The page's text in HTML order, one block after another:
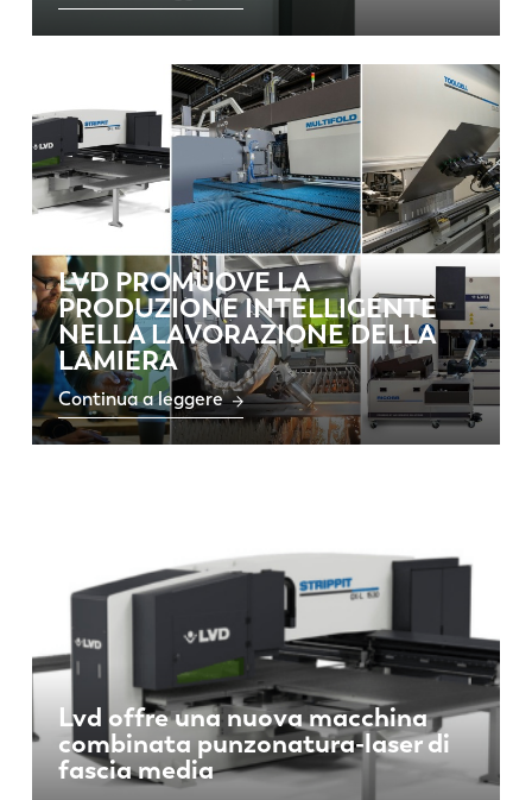
LVD PROMUOVE LA
PRODUZIONE INTELLIGENTE
NELLA LAVORAZIONE DELLA
LAMIERA
Continua a leggere
Lvd offre una nuova macchina
combinata punzonatura-laser di
fascia media